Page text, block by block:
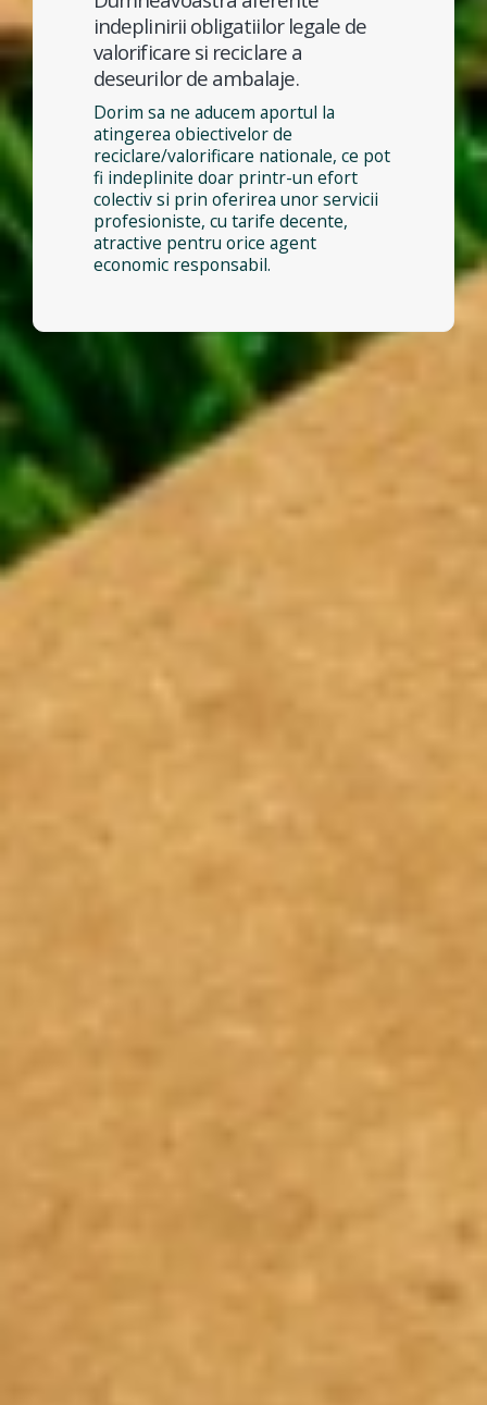
indeplinirii obligatiilor legale de
valorificare si reciclare a
deseurilor de ambalaje.
Dorim sa ne aducem aportul la
atingerea obiectivelor de
reciclare/valorificare nationale, ce pot
fi indeplinite doar printr-un efort
colectiv si prin oferirea unor servicii
profesioniste, cu tarife decente,
atractive pentru orice agent
economic responsabil.